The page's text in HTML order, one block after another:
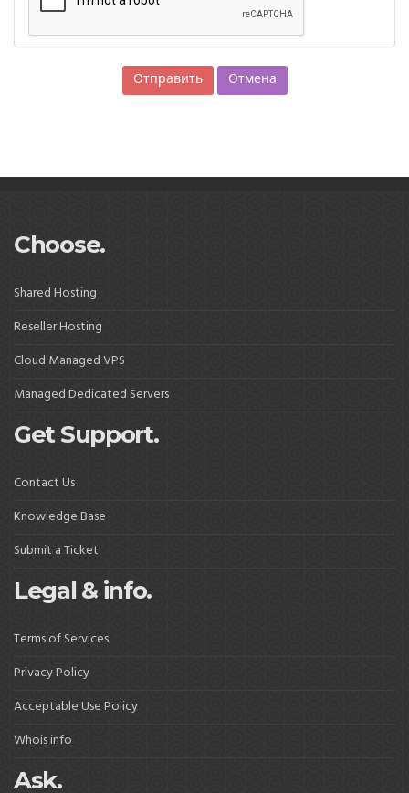
Отмена
Choose.
Shared Hosting
Reseller Hosting
Cloud Managed VPS
Managed Dedicated Servers
Get Support.
Contact Us
Knowledge Base
Submit a Ticket
Legal & info.
Terms of Services
Privacy Policy
Acceptable Use Policy
Whois info
Ask.